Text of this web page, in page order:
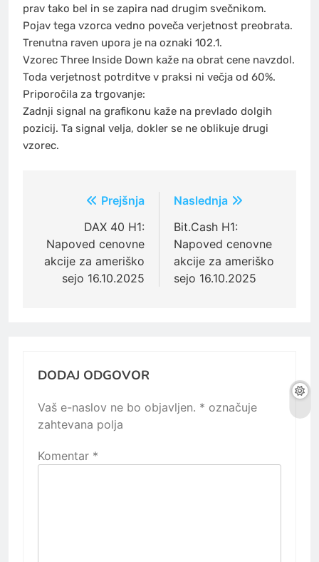
prav tako bel in se zapira nad drugim svečnikom.
Pojav tega vzorca vedno poveča verjetnost preobrata.
Trenutna raven upora je na oznaki 102.1.
Vzorec Three Inside Down kaže na obrat cene navzdol.
Toda verjetnost potrditve v praksi ni večja od 60%.
Priporočila za trgovanje:
Zadnji signal na grafikonu kaže na prevlado dolgih
pozicij. Ta signal velja, dokler se ne oblikuje drugi
vzorec.
Navigacija
prispevka
Prejšnja
DAX 40 H1:
Napoved cenovne
akcije za ameriško
sejo 16.10.2025
Naslednja
Bit.Cash H1:
Napoved cenovne
akcije za ameriško
sejo 16.10.2025
DODAJ ODGOVOR
Vaš e-naslov ne bo objavljen. * označuje
zahtevana polja
Komentar *